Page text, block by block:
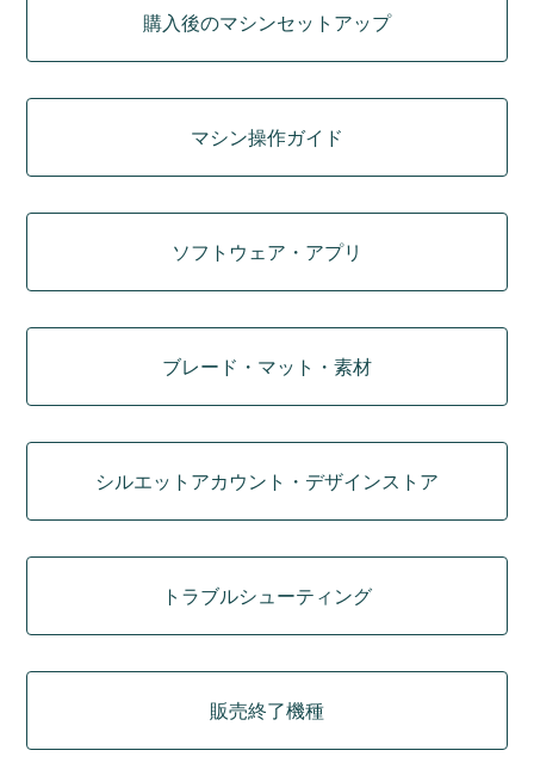
購入後のマシンセットアップ
マシン操作ガイド
ソフトウェア・アプリ
ブレード・マット・素材
シルエットアカウント・デザインストア
トラブルシューティング
販売終了機種